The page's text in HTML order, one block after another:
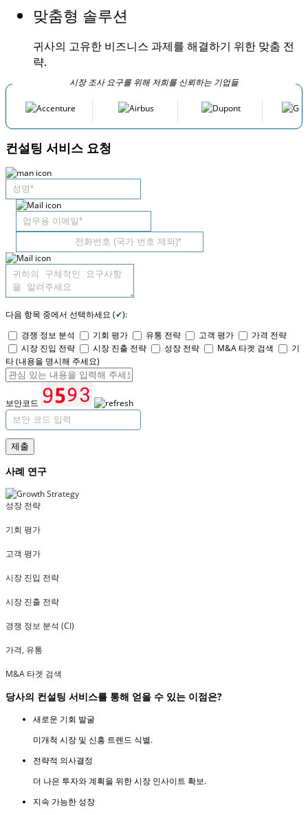
맞춤형 솔루션
귀사의 고유한 비즈니스 과제를 해결하기 위한 맞춤 전
략.
시장 조사 요구를 위해 저희를 신뢰하는 기업들
컨설팅 서비스 요청
다음 항목 중에서 선택하세요 (✔):
경쟁 정보 분석
기회 평가 유통 전략 고객 평가
가격 전략
시장 진입 전략
시장 진출 전략 성장 전략 M&A 타겟 검색
기
타 (내용을 명시해 주세요)
보안코드
제출
사례 연구
성장 전략
기회 평가
고객 평가
시장 진입 전략
시장 진출 전략
경쟁 정보 분석 (CI)
가격, 유통
M&A 타겟 검색
당사의 컨설팅 서비스를 통해 얻을 수 있는 이점은?
새로운 기회 발굴
미개척 시장 및 신흥 트렌드 식별.
전략적 의사결정
더 나은 투자와 계획을 위한 시장 인사이트 확보.
지속 가능한 성장